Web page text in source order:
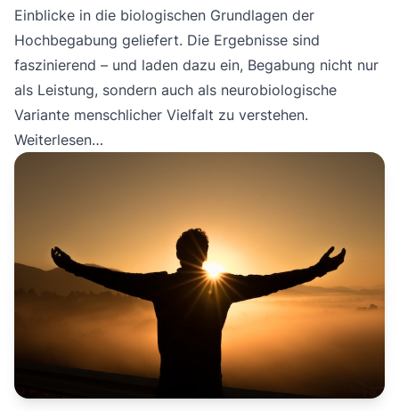
Einblicke in die biologischen Grundlagen der
Hochbegabung geliefert. Die Ergebnisse sind
faszinierend – und laden dazu ein, Begabung nicht nur
als Leistung, sondern auch als neurobiologische
Variante menschlicher Vielfalt zu verstehen.
Weiterlesen…